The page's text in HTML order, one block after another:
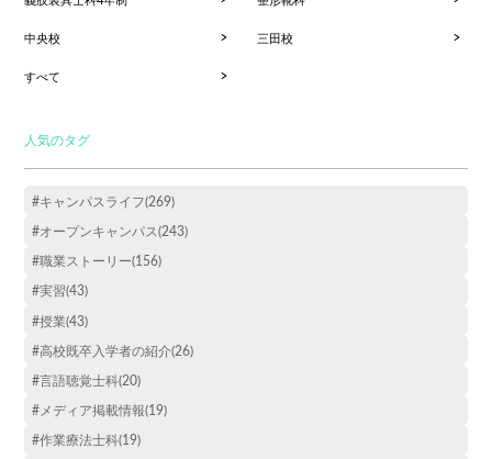
中央校 三田校
すべて
人気のタグ
#キャンパスライフ(269)
#オープンキャンパス(243)
#職業ストーリー(156)
#実習(43)
#授業(43)
#高校既卒入学者の紹介(26)
#言語聴覚士科(20)
#メディア掲載情報(19)
#作業療法士科(19)